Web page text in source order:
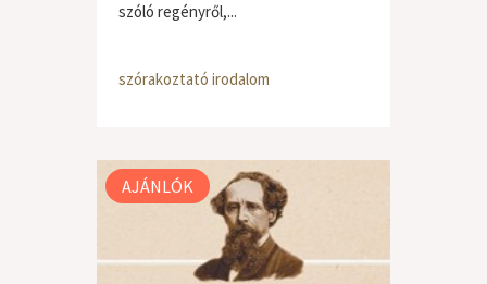
szóló regényről,...
szórakoztató irodalom
AJÁNLÓK